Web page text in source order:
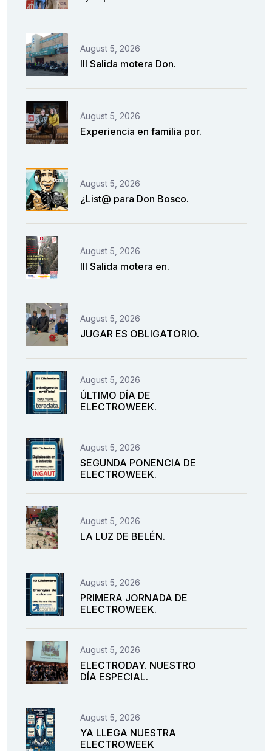
August 5, 2026
III Salida motera Don.
August 5, 2026
Experiencia en familia por.
August 5, 2026
¿List@ para Don Bosco.
August 5, 2026
III Salida motera en.
August 5, 2026
JUGAR ES OBLIGATORIO.
August 5, 2026
ÚLTIMO DÍA DE
ELECTROWEEK.
August 5, 2026
SEGUNDA PONENCIA DE
ELECTROWEEK.
August 5, 2026
LA LUZ DE BELÉN.
August 5, 2026
PRIMERA JORNADA DE
ELECTROWEEK.
August 5, 2026
ELECTRODAY. NUESTRO
DÍA ESPECIAL.
August 5, 2026
YA LLEGA NUESTRA
ELECTROWEEK